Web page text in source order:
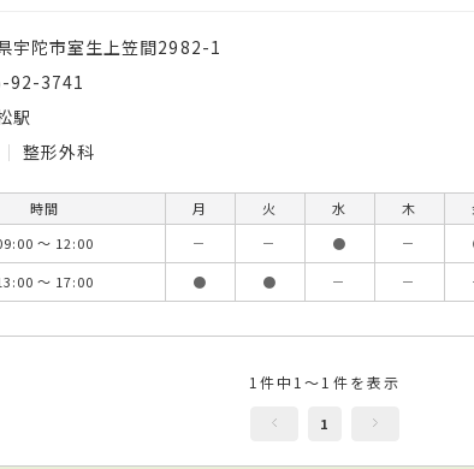
宇陀市室生上笠間2982-1
92-3741
駅
整形外科
時間 月 火 水 木
～ 12:00
－ － ● －
～ 17:00
● ● － －
1件中1～1件を表示
1